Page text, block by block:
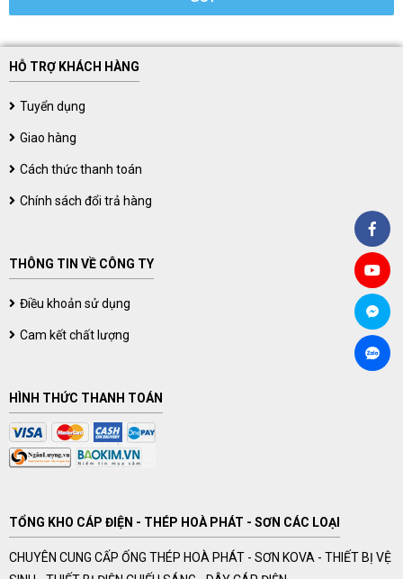
HỖ TRỢ KHÁCH HÀNG
Tuyển dụng
Giao hàng
Cách thức thanh toán
Chính sách đổi trả hàng
THÔNG TIN VỀ CÔNG TY
Điều khoản sử dụng
Cam kết chất lượng
HÌNH THỨC THANH TOÁN
TỔNG KHO CÁP ĐIỆN - THÉP HOÀ PHÁT - SƠN CÁC LOẠI
CHUYÊN CUNG CẤP ỐNG THÉP HOÀ PHÁT - SƠN KOVA - THIẾT BỊ VỆ